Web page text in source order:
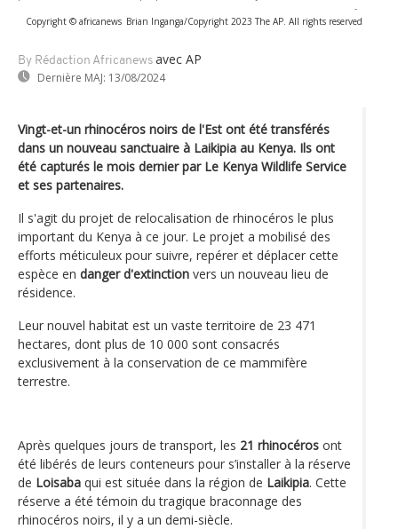
-
Copyright © africanews Brian Inganga/Copyright 2023 The AP. All rights reserved
By Rédaction Africanews avec AP
Dernière MAJ: 13/08/2024
Vingt-et-un rhinocéros noirs de l'Est ont été transférés
dans un nouveau sanctuaire à Laikipia au Kenya. Ils ont
été capturés le mois dernier par Le Kenya Wildlife Service
et ses partenaires.
Il s'agit du projet de relocalisation de rhinocéros le plus
important du Kenya à ce jour. Le projet a mobilisé des
efforts méticuleux pour suivre, repérer et déplacer cette
espèce en danger d'extinction vers un nouveau lieu de
résidence.
Leur nouvel habitat est un vaste territoire de 23 471
hectares, dont plus de 10 000 sont consacrés
exclusivement à la conservation de ce mammifère
terrestre.
Après quelques jours de transport, les 21 rhinocéros ont
été libérés de leurs conteneurs pour s’installer à la réserve
de Loisaba qui est située dans la région de Laikipia. Cette
réserve a été témoin du tragique braconnage des
rhinocéros noirs, il y a un demi-siècle.